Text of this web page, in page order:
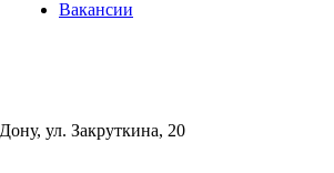
Вакансии
ул. Закруткина, 20